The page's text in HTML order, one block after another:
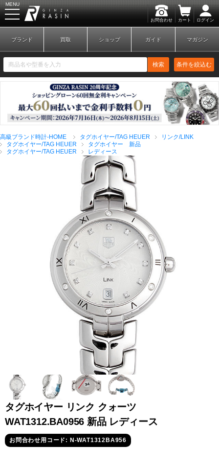
お問合わせ カート ログイン
MENU
新規会員登録 ログイン
ブランドから探す
全てのブランドを見
ロレックス
フィリップ
ウブロ
セイコー
オメガ
ブランド 買取 ショップ ガイド マガジン
検索 条件を絞込む
高級ブランド時計-HOME タグホイヤー/TAG HEUER
リンク/LINK
タグホイヤー/TAG HEUER
タグホイヤー 新品
タグホイヤー/TAG HEUER
レディース
タグホイヤー リンク クォーツ
WAT1312.BA0956 新品 レディース
お問合わせ用コード: N-WAT1312BA956